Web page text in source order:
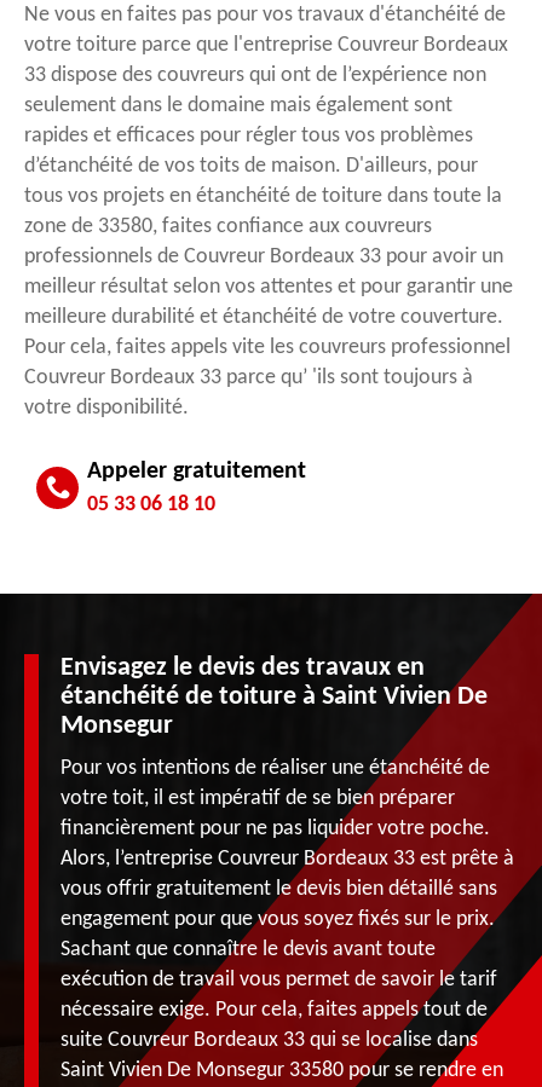
Ne vous en faites pas pour vos travaux d'étanchéité de
votre toiture parce que l'entreprise Couvreur Bordeaux
33 dispose des couvreurs qui ont de l’expérience non
seulement dans le domaine mais également sont
rapides et efficaces pour régler tous vos problèmes
d’étanchéité de vos toits de maison. D'ailleurs, pour
tous vos projets en étanchéité de toiture dans toute la
zone de 33580, faites confiance aux couvreurs
professionnels de Couvreur Bordeaux 33 pour avoir un
meilleur résultat selon vos attentes et pour garantir une
meilleure durabilité et étanchéité de votre couverture.
Pour cela, faites appels vite les couvreurs professionnel
Couvreur Bordeaux 33 parce qu’ 'ils sont toujours à
votre disponibilité.
Appeler gratuitement
05 33 06 18 10
Envisagez le devis des travaux en
étanchéité de toiture à Saint Vivien De
Monsegur
Pour vos intentions de réaliser une étanchéité de
votre toit, il est impératif de se bien préparer
financièrement pour ne pas liquider votre poche.
Alors, l’entreprise Couvreur Bordeaux 33 est prête à
vous offrir gratuitement le devis bien détaillé sans
engagement pour que vous soyez fixés sur le prix.
Sachant que connaître le devis avant toute
exécution de travail vous permet de savoir le tarif
nécessaire exige. Pour cela, faites appels tout de
suite Couvreur Bordeaux 33 qui se localise dans
Saint Vivien De Monsegur 33580 pour se rendre en